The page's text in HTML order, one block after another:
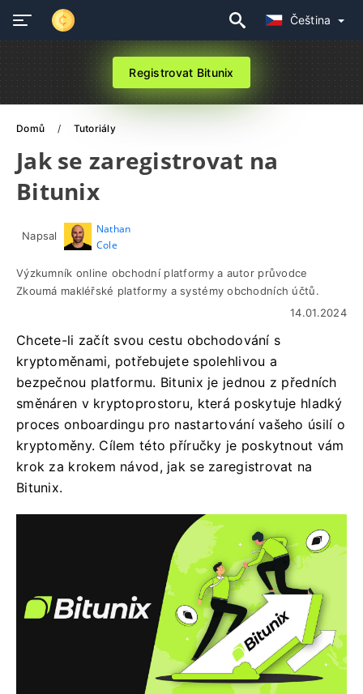
Čeština
Registrovat Bitunix
Domů Tutoriály
Jak se zaregistrovat na
Bitunix
Napsal
Nathan
Cole
Výzkumník online obchodní platformy a autor průvodce
Zkoumá makléřské platformy a systémy obchodních účtů.
14.01.2024
Chcete-li začít svou cestu obchodování s
kryptoměnami, potřebujete spolehlivou a
bezpečnou platformu. Bitunix je jednou z předních
směnáren v kryptoprostoru, která poskytuje hladký
proces onboardingu pro nastartování vašeho úsilí o
kryptoměny. Cílem této příručky je poskytnout vám
krok za krokem návod, jak se zaregistrovat na
Bitunix.